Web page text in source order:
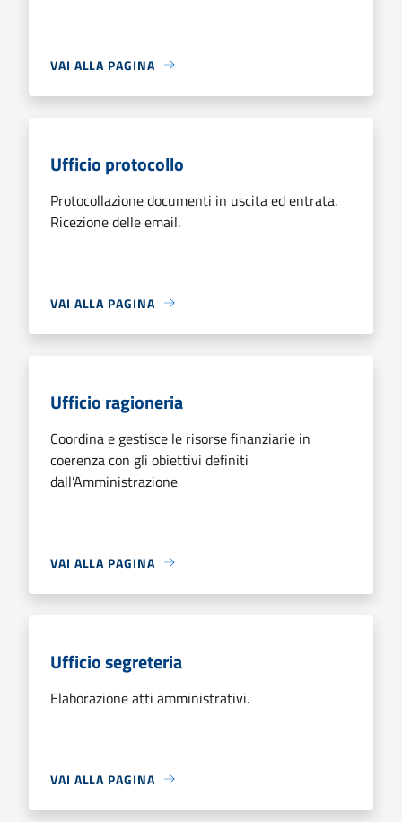
VAI ALLA PAGINA
Ufficio protocollo
Protocollazione documenti in uscita ed entrata.
Ricezione delle email.
VAI ALLA PAGINA
Ufficio ragioneria
Coordina e gestisce le risorse finanziarie in
coerenza con gli obiettivi definiti
dall’Amministrazione
VAI ALLA PAGINA
Ufficio segreteria
Elaborazione atti amministrativi.
VAI ALLA PAGINA